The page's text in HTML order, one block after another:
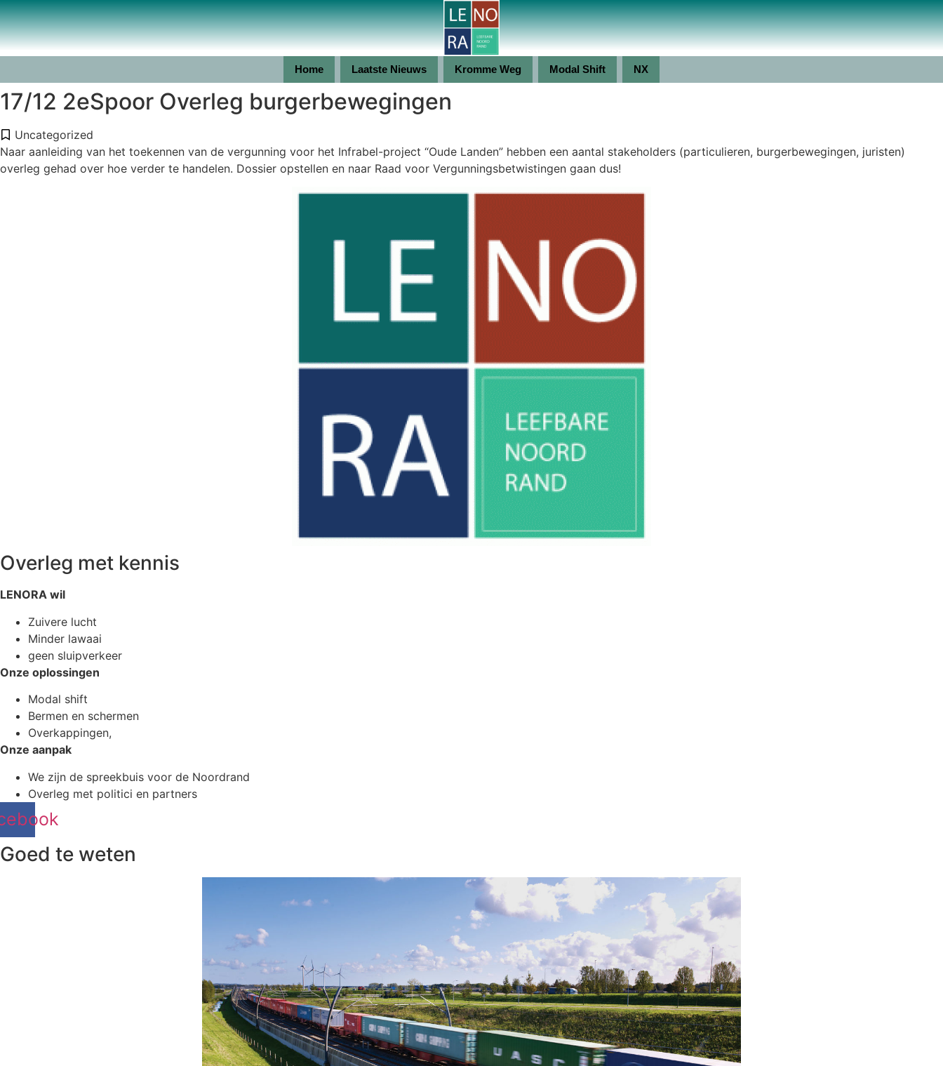
Home Laatste Nieuws Kromme Weg Modal Shift NX
17/12 2eSpoor Overleg burgerbewegingen
Uncategorized
Naar aanleiding van het toekennen van de vergunning voor het Infrabel-project “Oude Landen” hebben een aantal stakeholders (particulieren, burgerbewegingen, juristen)
overleg gehad over hoe verder te handelen. Dossier opstellen en naar Raad voor Vergunningsbetwistingen gaan dus!
Overleg met kennis
LENORA wil
Zuivere lucht
Minder lawaai
geen sluipverkeer
Onze oplossingen
Modal shift
Bermen en schermen
Overkappingen,
Onze aanpak
We zijn de spreekbuis voor de Noordrand
Overleg met politici en partners
Goed te weten